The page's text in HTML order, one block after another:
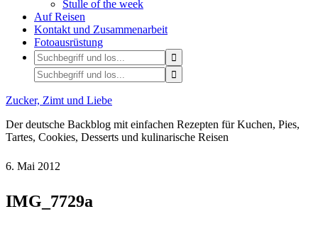
Stulle of the week
Auf Reisen
Kontakt und Zusammenarbeit
Fotoausrüstung
Zucker, Zimt und Liebe
Der deutsche Backblog mit einfachen Rezepten für Kuchen, Pies,
Tartes, Cookies, Desserts und kulinarische Reisen
6. Mai 2012
IMG_7729a